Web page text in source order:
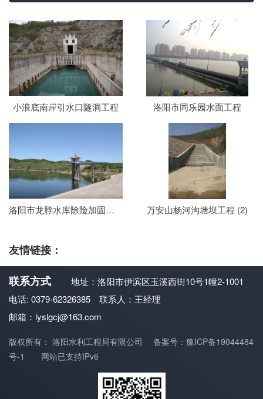
小浪底南岸引水口隧洞工程 洛阳市同乐园水面工程
洛阳市龙脖水库除险加固工程 万安山杨河沟塘坝工程 (2)
友情链接：
联系方式
地址：洛阳市伊滨区玉溪西街10号1幢2-1001
电话: 0379-62326385 联系人：王经理
邮箱：lyslgcj@163.com
版权所有： 洛阳水利工程局有限公司 备案号：豫ICP备19044484
号-1
网站已支持IPv6